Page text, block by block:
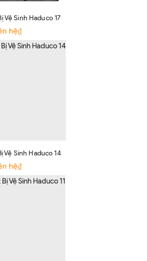
Vệ Sinh Haduco 17
hệ₫
Vệ Sinh Haduco 14
hệ₫